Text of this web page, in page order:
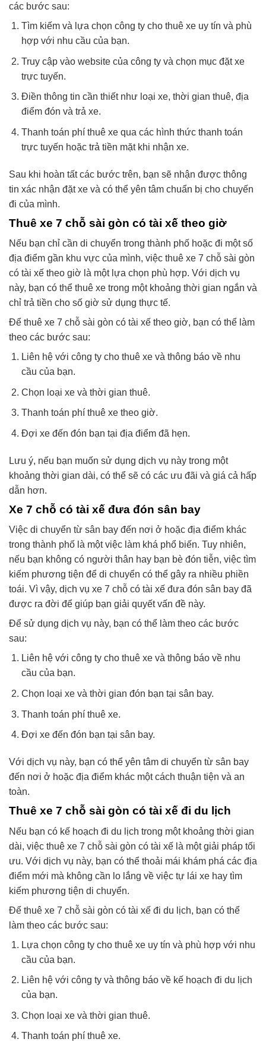
các bước sau:
Tìm kiếm và lựa chọn công ty cho thuê xe uy tín và phù
hợp với nhu cầu của bạn.
Truy cập vào website của công ty và chọn mục đặt xe
trực tuyến.
Điền thông tin cần thiết như loại xe, thời gian thuê, địa
điểm đón và trả xe.
Thanh toán phí thuê xe qua các hình thức thanh toán
trực tuyến hoặc trả tiền mặt khi nhận xe.
Sau khi hoàn tất các bước trên, bạn sẽ nhận được thông
tin xác nhận đặt xe và có thể yên tâm chuẩn bị cho chuyến
đi của mình.
Thuê xe 7 chỗ sài gòn có tài xế theo giờ
Nếu bạn chỉ cần di chuyển trong thành phố hoặc đi một số
địa điểm gần khu vực của mình, việc thuê xe 7 chỗ sài gòn
có tài xế theo giờ là một lựa chọn phù hợp. Với dịch vụ
này, bạn có thể thuê xe trong một khoảng thời gian ngắn và
chỉ trả tiền cho số giờ sử dụng thực tế.
Để thuê xe 7 chỗ sài gòn có tài xế theo giờ, bạn có thể làm
theo các bước sau:
Liên hệ với công ty cho thuê xe và thông báo về nhu
cầu của bạn.
Chọn loại xe và thời gian thuê.
Thanh toán phí thuê xe theo giờ.
Đợi xe đến đón bạn tại địa điểm đã hẹn.
Lưu ý, nếu bạn muốn sử dụng dịch vụ này trong một
khoảng thời gian dài, có thể sẽ có các ưu đãi và giá cả hấp
dẫn hơn.
Xe 7 chỗ có tài xế đưa đón sân bay
Việc di chuyển từ sân bay đến nơi ở hoặc địa điểm khác
trong thành phố là một việc làm khá phổ biến. Tuy nhiên,
nếu bạn không có người thân hay bạn bè đón tiễn, việc tìm
kiếm phương tiện để di chuyển có thể gây ra nhiều phiền
toái. Vì vậy, dịch vụ xe 7 chỗ có tài xế đưa đón sân bay đã
được ra đời để giúp bạn giải quyết vấn đề này.
Để sử dụng dịch vụ này, bạn có thể làm theo các bước
sau:
Liên hệ với công ty cho thuê xe và thông báo về nhu
cầu của bạn.
Chọn loại xe và thời gian đón bạn tại sân bay.
Thanh toán phí thuê xe.
Đợi xe đến đón bạn tại sân bay.
Với dịch vụ này, bạn có thể yên tâm di chuyển từ sân bay
đến nơi ở hoặc địa điểm khác một cách thuận tiện và an
toàn.
Thuê xe 7 chỗ sài gòn có tài xế đi du lịch
Nếu bạn có kế hoạch đi du lịch trong một khoảng thời gian
dài, việc thuê xe 7 chỗ sài gòn có tài xế là một giải pháp tối
ưu. Với dịch vụ này, bạn có thể thoải mái khám phá các địa
điểm mới mà không cần lo lắng về việc tự lái xe hay tìm
kiếm phương tiện di chuyển.
Để thuê xe 7 chỗ sài gòn có tài xế đi du lịch, bạn có thể
làm theo các bước sau:
Lựa chọn công ty cho thuê xe uy tín và phù hợp với nhu
cầu của bạn.
Liên hệ với công ty và thông báo về kế hoạch đi du lịch
của bạn.
Chọn loại xe và thời gian thuê.
Thanh toán phí thuê xe.